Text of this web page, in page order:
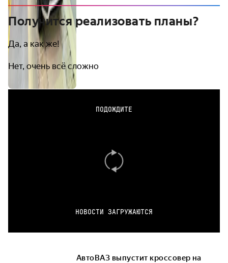
Получится реализовать планы?
Да, а как же!
Нет, очень всё сложно
ПОДОЖДИТЕ
НОВОСТИ ЗАГРУЖАЮТСЯ
АвтоВАЗ выпустит кроссовер на